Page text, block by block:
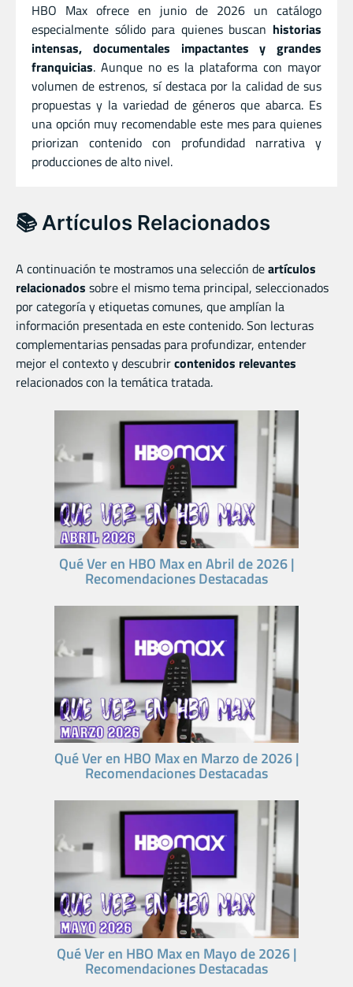
HBO Max ofrece en junio de 2026 un catálogo
especialmente sólido para quienes buscan historias
intensas, documentales impactantes y grandes
franquicias. Aunque no es la plataforma con mayor
volumen de estrenos, sí destaca por la calidad de sus
propuestas y la variedad de géneros que abarca. Es
una opción muy recomendable este mes para quienes
priorizan contenido con profundidad narrativa y
producciones de alto nivel.
📚 Artículos Relacionados
A continuación te mostramos una selección deartículos
relacionados sobre el mismo tema principal, seleccionados
por categoría y etiquetas comunes, que amplían la
información presentada en este contenido. Son lecturas
complementarias pensadas para profundizar, entender
mejor el contexto y descubrircontenidos relevantes
relacionados con la temática tratada.
Qué Ver en HBO Max en Abril de 2026 |
Recomendaciones Destacadas
Qué Ver en HBO Max en Marzo de 2026 |
Recomendaciones Destacadas
Qué Ver en HBO Max en Mayo de 2026 |
Recomendaciones Destacadas